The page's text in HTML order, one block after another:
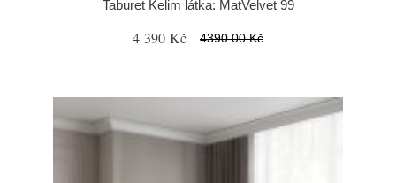
Taburet Kelim látka: MatVelvet 99
4 390 Kč 4390.00 Kč